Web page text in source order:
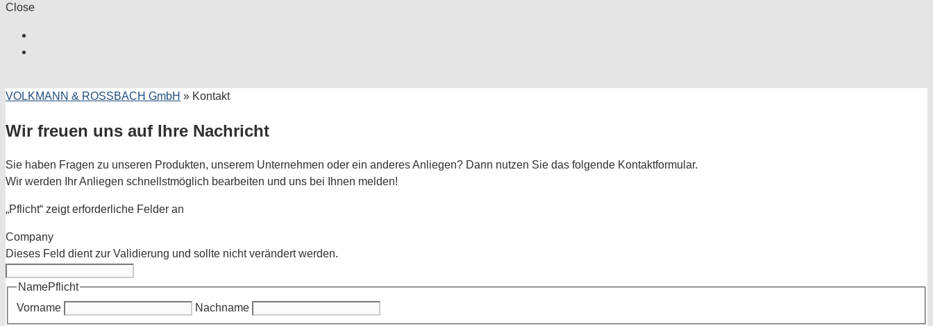
Close
VOLKMANN & ROSSBACH GmbH » Kontakt
Wir freuen uns auf Ihre Nachricht
Sie haben Fragen zu unseren Produkten, unserem Unternehmen oder ein anderes Anliegen? Dann nutzen Sie das folgende Kontaktformular.
Wir werden Ihr Anliegen schnellstmöglich bearbeiten und uns bei Ihnen melden!
„Pflicht“ zeigt erforderliche Felder an
Company
Dieses Feld dient zur Validierung und sollte nicht verändert werden.
NamePflicht
Vorname
Nachname